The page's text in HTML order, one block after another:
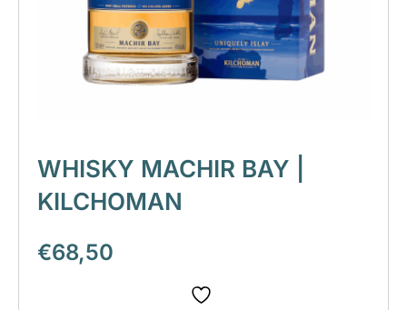
WHISKY MACHIR BAY |
KILCHOMAN
€68,50